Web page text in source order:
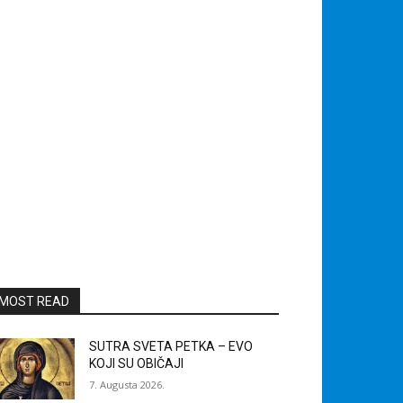
READ
SUTRA SVETA PETKA – EVO
KOJI SU OBIČAJI
7. Augusta 2026.